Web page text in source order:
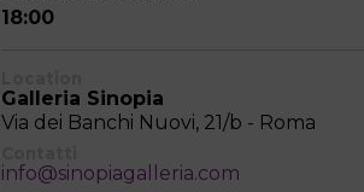
18:00
Galleria Sinopia
Via dei Banchi Nuovi, 21/b - Roma
info@sinopiagalleria.com